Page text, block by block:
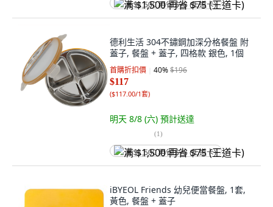
满 $1,500 再省 $75 (王道卡)
德利生活 304不鏽鋼加深分格餐盤 附
蓋子, 餐盤 + 蓋子, 四格款 銀色, 1個
首購折扣價 40%$196
$117
($117.00/1套)
明天 8/8 (六) 預計送達
(1)
满 $1,500 再省 $75 (王道卡)
iBYEOL Friends 幼兒便當餐盤, 1套,
黃色, 餐盤 + 蓋子